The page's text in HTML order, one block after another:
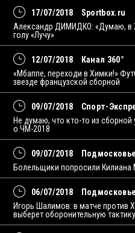
17/07/2018
Sportbox.ru
Александр ДИМИДКО: «Думаю, в
голу «Лучу»
12/07/2018
Канал 360°
«Мбаппе, переходи в Химки!»
звезде французской сборной
09/07/2018
Спорт-
Не думаю, что кто-то из
о ЧМ-2018
09/07/2018
Болельщики попросили
06/07/2018
Игорь Шалимов: в матче против
выберет оборонительную тактику